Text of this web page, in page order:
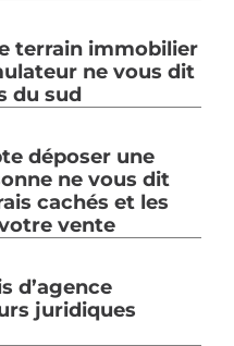
terrain immobilier
ne vous dit
du sud
déposer une
ne vous dit
cachés et les
vente
d’agence
juridiques